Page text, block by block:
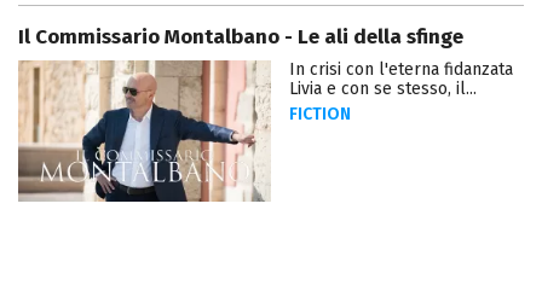
Il Commissario Montalbano - Le ali della sfinge
In crisi con l'eterna fidanzata
Livia e con se stesso, il...
FICTION